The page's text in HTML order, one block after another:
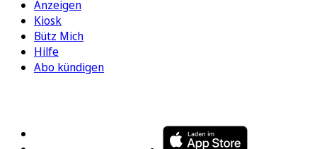
Anzeigen
Kiosk
Bütz Mich
Hilfe
Abo kündigen